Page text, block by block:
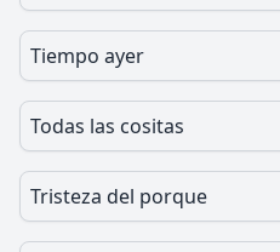
Tiempo ayer
Todas las cositas
Tristeza del porque